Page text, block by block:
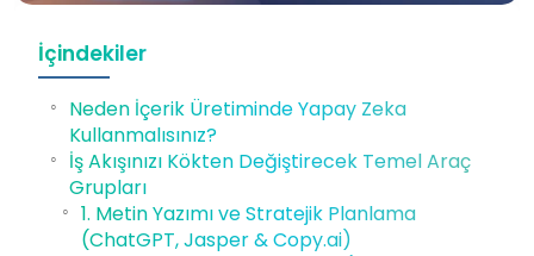
İçindekiler
Neden İçerik Üretiminde Yapay Zeka
Kullanmalısınız?
İş Akışınızı Kökten Değiştirecek Temel Araç
Grupları
1. Metin Yazımı ve Stratejik Planlama
(ChatGPT, Jasper & Copy.ai)